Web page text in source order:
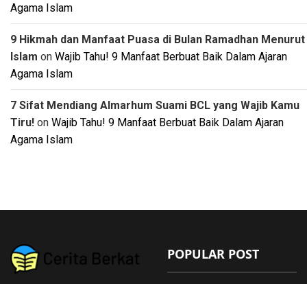
Agama Islam
9 Hikmah dan Manfaat Puasa di Bulan Ramadhan Menurut
Islam on Wajib Tahu! 9 Manfaat Berbuat Baik Dalam Ajaran
Agama Islam
7 Sifat Mendiang Almarhum Suami BCL yang Wajib Kamu
Tiru! on Wajib Tahu! 9 Manfaat Berbuat Baik Dalam Ajaran
Agama Islam
POPULAR POST